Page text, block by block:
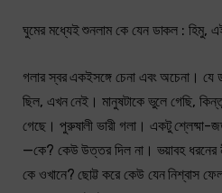
ঘুমের মধ্যেই শুনলাম কে যেন ডাকল : হিমু,
গলার স্বর একইসঙ্গে চেনা এবং অচেনা।
ছিল, এখন নেই। মানুষটাকে ভুলে গেছি,
গেছে। পুরুষালী ভারী গলা। একটু
—কে? কেউ উত্তর দিল না। ভয়াবহ ধরনের
কে ওখানে? ছোট্ট করে কেউ যেন নিশ্বাস